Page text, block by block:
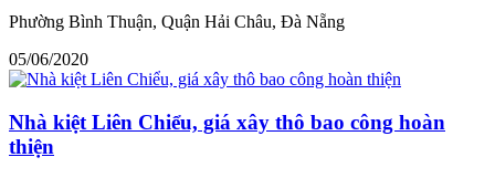
Phường Bình Thuận, Quận Hải Châu, Đà Nẵng
05/06/2020
Nhà kiệt Liên Chiểu, giá xây thô bao công hoàn
thiện